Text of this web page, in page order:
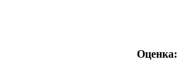
Оценка: